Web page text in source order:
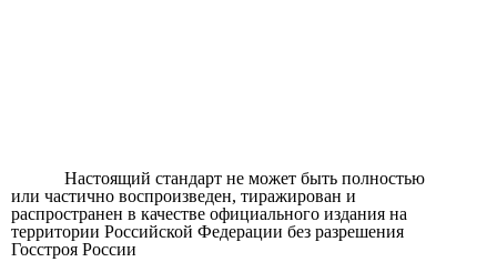
Настоящий стандарт не может быть полностью
или частично воспроизведен, тиражирован и
распространен в качестве официального издания на
территории Российской Федерации без разрешения
Госстроя России